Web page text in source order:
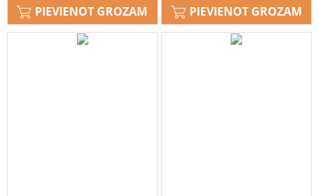
PIEVIENOT GROZAM PIEVIENOT GROZAM